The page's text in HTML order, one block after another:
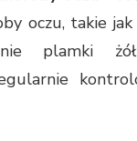
oczu, takie jak
plamki